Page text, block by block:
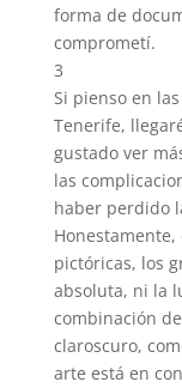
forma de
comprometí.
3
Si pienso en
Tenerife,
gustado ver
las
haber perdido
pictóricas, los
absoluta, ni la
combinación
claroscuro,
arte está en